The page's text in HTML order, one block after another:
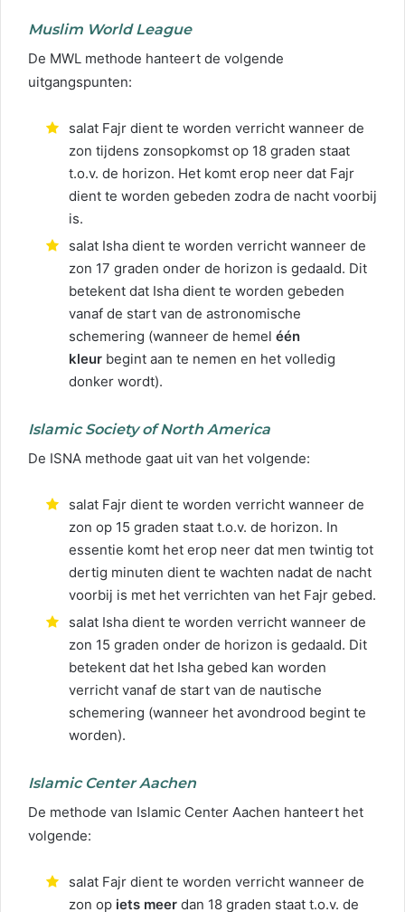
Muslim World League
De MWL methode hanteert de volgende
uitgangspunten:
salat Fajr dient te worden verricht wanneer de
zon tijdens zonsopkomst op 18 graden staat
t.o.v. de horizon. Het komt erop neer dat Fajr
dient te worden gebeden zodra de nacht voorbij
is.
salat Isha dient te worden verricht wanneer de
zon 17 graden onder de horizon is gedaald. Dit
betekent dat Isha dient te worden gebeden
vanaf de start van de astronomische
schemering (wanneer de hemel één
kleur begint aan te nemen en het volledig
donker wordt).
Islamic Society of North America
De ISNA methode gaat uit van het volgende:
salat Fajr dient te worden verricht wanneer de
zon op 15 graden staat t.o.v. de horizon. In
essentie komt het erop neer dat men twintig tot
dertig minuten dient te wachten nadat de nacht
voorbij is met het verrichten van het Fajr gebed.
salat Isha dient te worden verricht wanneer de
zon 15 graden onder de horizon is gedaald. Dit
betekent dat het Isha gebed kan worden
verricht vanaf de start van de nautische
schemering (wanneer het avondrood begint te
worden).
Islamic Center Aachen
De methode van Islamic Center Aachen hanteert het
volgende:
salat Fajr dient te worden verricht wanneer de
zon op iets meer dan 18 graden staat t.o.v. de